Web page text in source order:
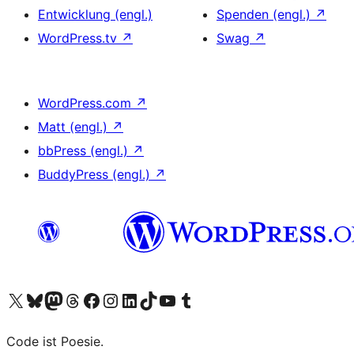
Entwicklung (engl.)
WordPress.tv ↗
Spenden (engl.) ↗
Swag ↗
WordPress.com ↗
Matt (engl.) ↗
bbPress (engl.) ↗
BuddyPress (engl.) ↗
Unser X-Konto (früher Twitter) besuchen
Unser Bluesky-Konto besuchen
Unser Mastodon-Konto besuchen
Unser Threads-Konto besuchen
Unsere Facebook-Seite besuchen
Unser Instagram-Konto besuchen
Unser LinkedIn-Konto besuchen
Unser TikTok-Konto besuchen
Unseren YouTube-Kanal besuchen
Unser Tumblr-Konto besuchen
Code ist Poesie.